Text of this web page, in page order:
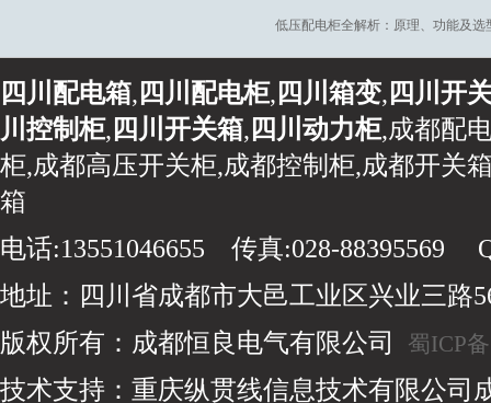
低压配电柜全解析：原理、功能及选
四川配电箱, 四川配电柜, 四川箱变, 四川开
川控制柜, 四川开关箱, 四川动力柜,成都配
柜,成都高压开关柜,成都控制柜,成都开关
箱
电话:13551046655 传真:028-88395569
地址：四川省成都市大邑工业区兴业三路
版权所有：成都恒良电气有限公司
蜀ICP
技术支持：重庆纵贯线信息技术有限公司